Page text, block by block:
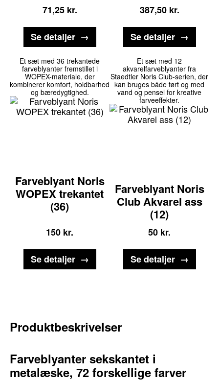
71,25 kr.
Se detaljer
387,50 kr.
Se detaljer
Farveblyant Noris
WOPEX trekantet
(36)
Et sæt med 36 trekantede
farveblyanter fremstillet i
WOPEX-materiale, der
kombinerer komfort, holdbarhed
og bæredygtighed.
150 kr.
Se detaljer
Farveblyant Noris
Club Akvarel ass
(12)
Et sæt med 12
akvarelfarveblyanter fra
Staedtler Noris Club-serien, der
kan bruges både tørt og med
vand og pensel for kreative
farveeffekter.
50 kr.
Se detaljer
Produktbeskrivelser
Farveblyanter sekskantet i
metalæske, 72 forskellige farver